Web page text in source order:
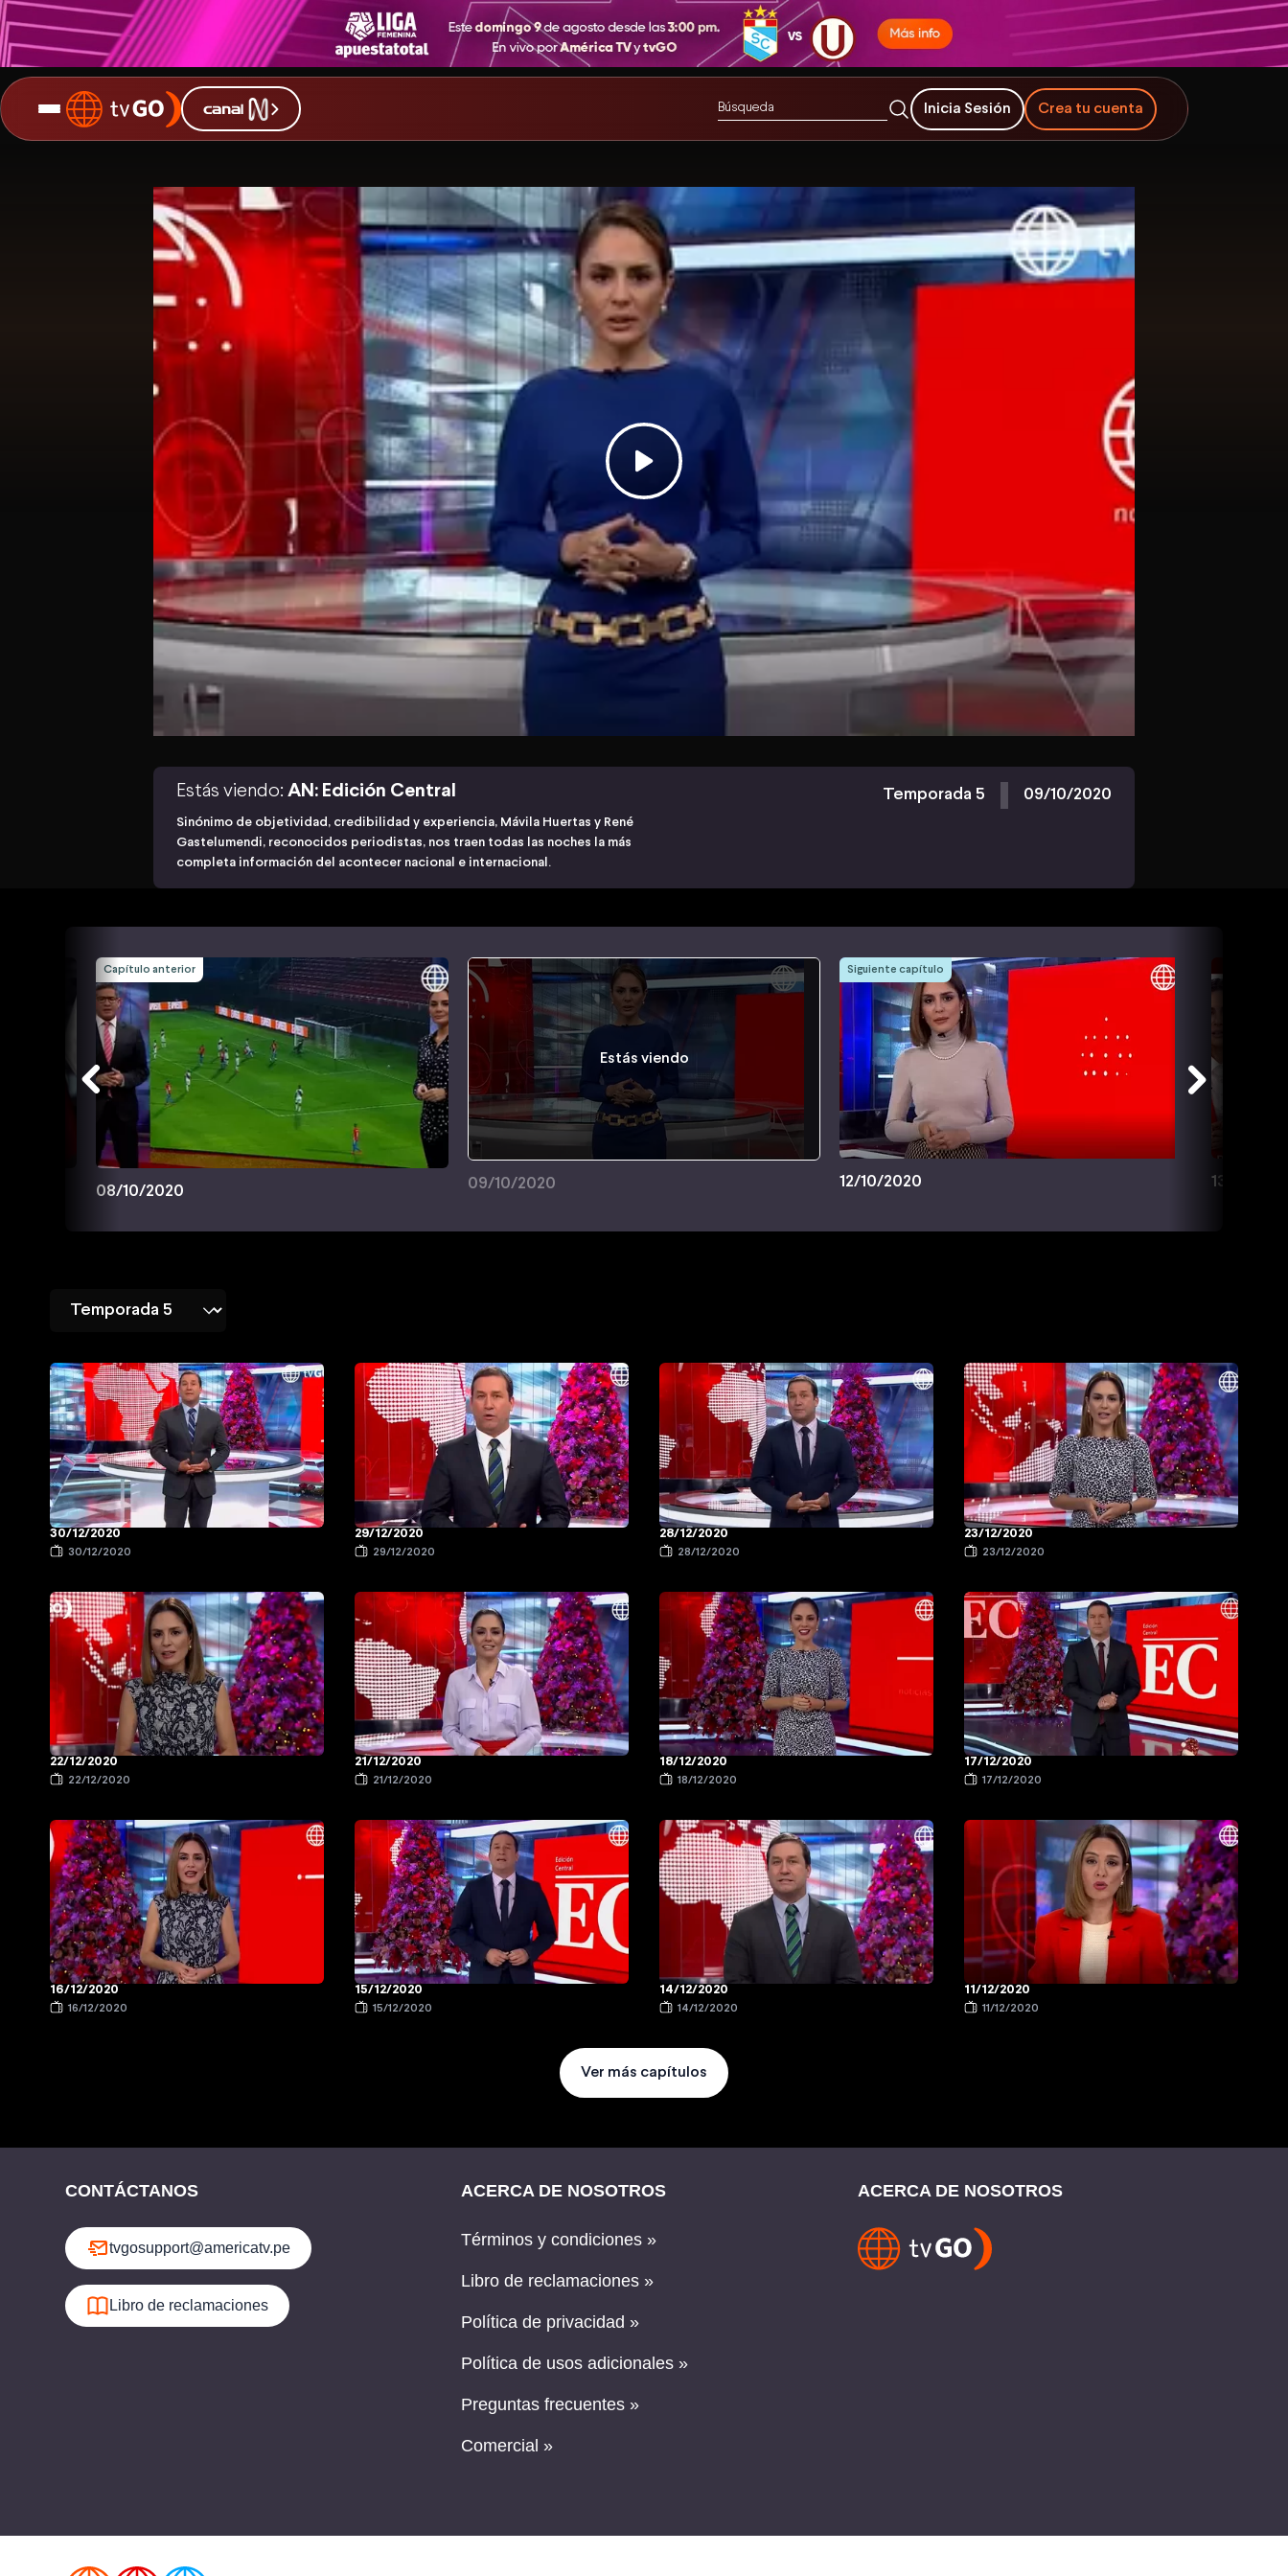
Inicia Sesión Crea tu cuenta
Estás viendo: AN: Edición Central
Sinónimo de objetividad, credibilidad y experiencia, Mávila Huertas y René
Gastelumendi, reconocidos periodistas, nos traen todas las noches la más
completa información del acontecer nacional e internacional.
Temporada 5 09/10/2020
Capítulo anterior
08/10/2020
Estás viendo
09/10/2020
Siguiente capítulo
12/10/2020 13/10/
30/12/2020
30/12/2020
29/12/2020
29/12/2020
28/12/2020
28/12/2020
23/12/2020
23/12/2020
22/12/2020
22/12/2020
21/12/2020
21/12/2020
18/12/2020
18/12/2020
17/12/2020
17/12/2020
16/12/2020
16/12/2020
15/12/2020
15/12/2020
14/12/2020
14/12/2020
11/12/2020
11/12/2020
Ver más capítulos
CONTÁCTANOS
tvgosupport@americatv.pe
Libro de reclamaciones
ACERCA DE NOSOTROS
Términos y condiciones »
Libro de reclamaciones »
Política de privacidad »
Política de usos adicionales »
Preguntas frecuentes »
Comercial »
ACERCA DE NOSOTROS